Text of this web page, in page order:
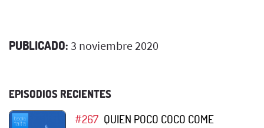
PUBLICADO: 3 noviembre 2020
EPISODIOS RECIENTES
#267 QUIEN POCO COCO COME